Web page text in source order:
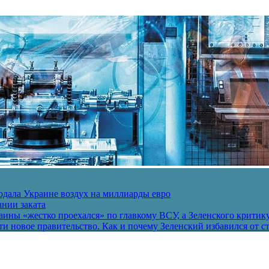
Украине воздух на миллиарды евро
заката
«жестко проехался» по главкому ВСУ, а Зеленского
правительство. Как и почему Зеленский избавился от